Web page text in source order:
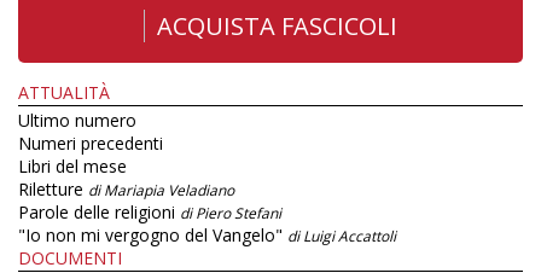
ACQUISTA FASCICOLI
ATTUALITÀ
Ultimo numero
Numeri precedenti
Libri del mese
Riletture di Mariapia Veladiano
Parole delle religioni di Piero Stefani
"Io non mi vergogno del Vangelo" di Luigi Accattoli
DOCUMENTI